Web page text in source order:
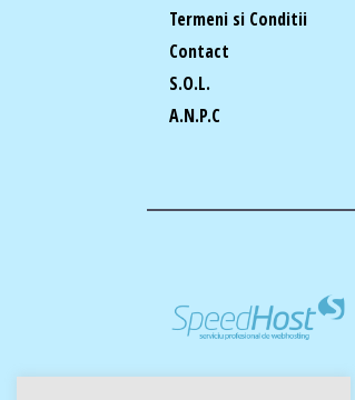
Termeni si Conditii
Contact
S.O.L.
A.N.P.C